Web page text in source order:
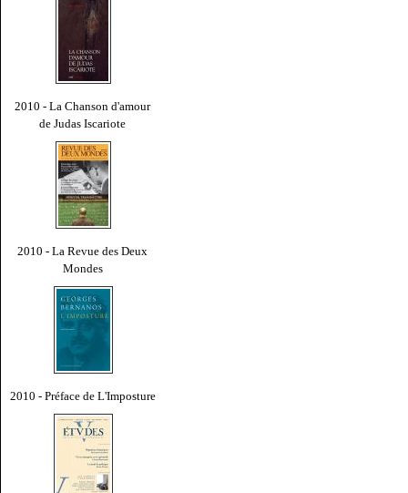
2010 - La Chanson d'amour
de Judas Iscariote
2010 - La Revue des Deux
Mondes
2010 - Préface de L'Imposture